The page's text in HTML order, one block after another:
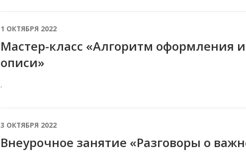
1 ОКТЯБРЯ 2022
Мастер-класс «Алгоритм оформления
описи»
.
3 ОКТЯБРЯ 2022
Внеурочное занятие «Разговоры о